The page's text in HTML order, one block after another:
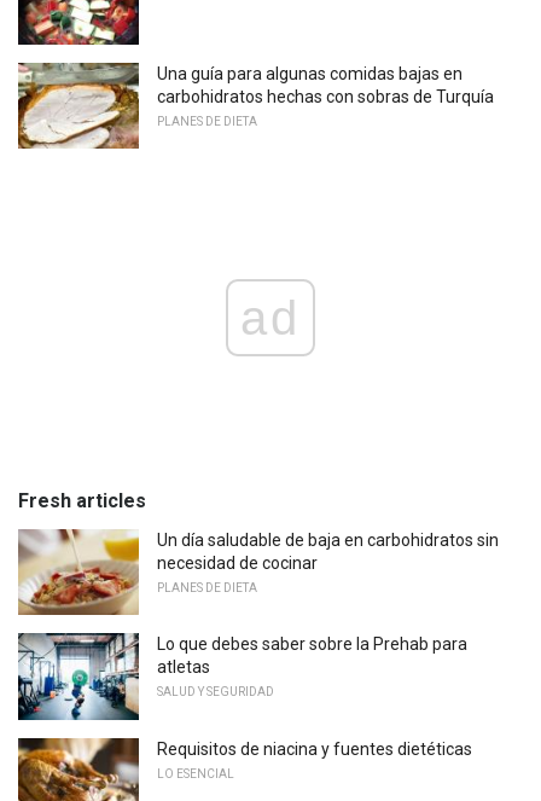
Una guía para algunas comidas bajas en
carbohidratos hechas con sobras de Turquía
PLANES DE DIETA
ad
Fresh articles
Un día saludable de baja en carbohidratos sin
necesidad de cocinar
PLANES DE DIETA
Lo que debes saber sobre la Prehab para
atletas
SALUD Y SEGURIDAD
Requisitos de niacina y fuentes dietéticas
LO ESENCIAL